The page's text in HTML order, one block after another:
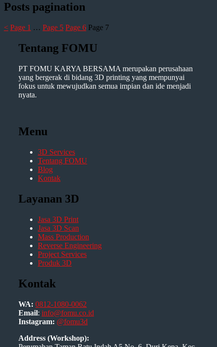
Posts pagination
< Page 1 … Page 5 Page 6 Page 7
Tentang FOMU
PT FOMU KARYA BERSAMA merupakan perusahaan
yang bergerak di bidang 3D printing yang mempunyai
fokus untuk mewujudkan semua impian dan ide menjadi
nyata.
Menu
3D Services
Tentang FOMU
Blog
Kontak
Layanan 3D
Jasa 3D Print
Jasa 3D Scan
Mass Production
Reverse Engineering
Project Services
Produk 3D
Kontak
WA: 0812-1080-0062
Email: info@fomu.co.id
Instagram: @fomu3d
Address (Workshop):